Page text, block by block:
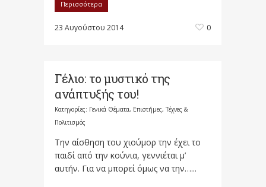
Περισσότερα
23 Αυγούστου 2014 0
Γέλιο: το μυστικό της
ανάπτυξής του!
Κατηγορίες: Γενικά Θέματα, Επιστήμες, Τέχνες &
Πολιτισμός
Την αίσθηση του χιούμορ την έχει το
παιδί από την κούνια, γεννιέται μ’
αυτήν. Για να μπορεί όμως να την…...